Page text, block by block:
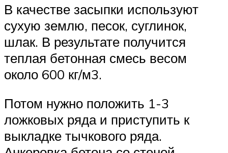
В качестве засыпки используют
сухую землю, песок, суглинок,
шлак. В результате получится
теплая бетонная смесь весом
около 600 кг/м3.
Потом нужно положить 1-3
ложковых ряда и приступить к
выкладке тычкового ряда.